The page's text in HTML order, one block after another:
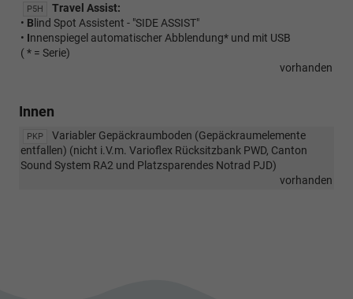
P5H
Travel Assist:
• Blind Spot Assistent - "SIDE ASSIST"
• Innenspiegel automatischer Abblendung* und mit USB
( * = Serie)
vorhanden
Innen
PKP
Variabler Gepäckraumboden (Gepäckraumelemente
entfallen) (nicht i.V.m. Varioflex Rücksitzbank PWD, Canton
Sound System RA2 und Platzsparendes Notrad PJD)
vorhanden